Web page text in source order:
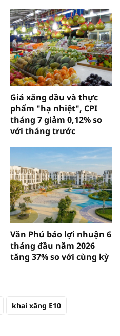
Giá xăng dầu và thực
phẩm "hạ nhiệt", CPI
tháng 7 giảm 0,12% so
với tháng trước
Văn Phú báo lợi nhuận 6
tháng đầu năm 2026
tăng 37% so với cùng kỳ
khai xăng E10